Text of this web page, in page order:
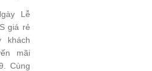
Lễ
giá rẻ
khách
mãi
Cùng